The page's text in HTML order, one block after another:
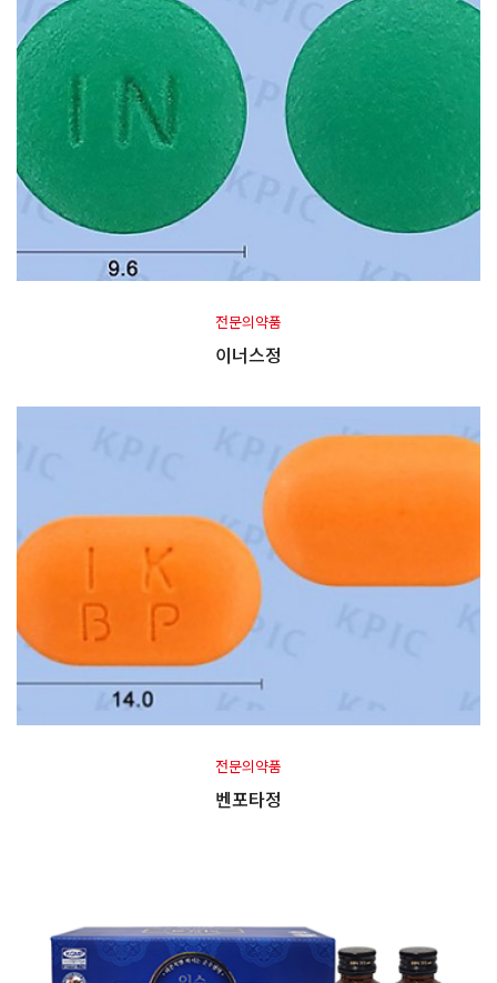
전문의약품
이너스정
전문의약품
벤포타정